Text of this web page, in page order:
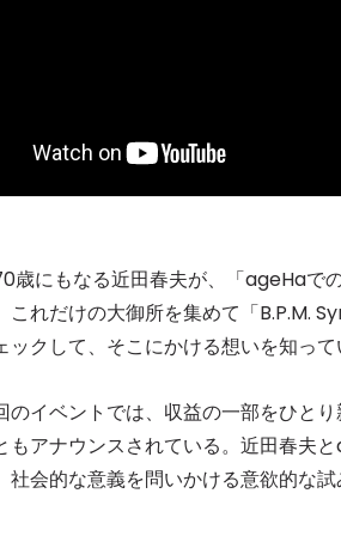
歳にもなる近田春夫が、「ageHaで
これだけの大御所を集めて「B.P.M.
ックして、そこにかける想いを知って
イベントでは、収益の一部をひと
もアナウンスされている。近田春夫
社会的な意義を問いかける意欲的な